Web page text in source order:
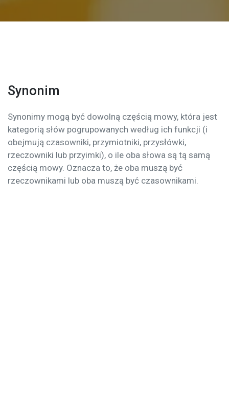
Synonim
Synonimy mogą być dowolną częścią mowy, która jest
kategorią słów pogrupowanych według ich funkcji (i
obejmują czasowniki, przymiotniki, przysłówki,
rzeczowniki lub przyimki), o ile oba słowa są tą samą
częścią mowy. Oznacza to, że oba muszą być
rzeczownikami lub oba muszą być czasownikami.